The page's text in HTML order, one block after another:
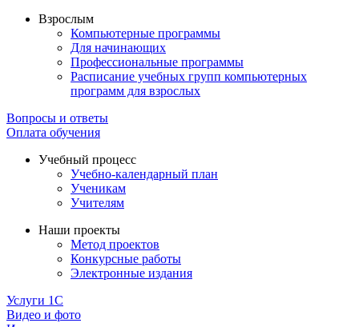
Взрослым
Компьютерные программы
Для начинающих
Профессиональные программы
Расписание учебных групп компьютерных
программ для взрослых
Вопросы и ответы
Оплата обучения
Учебный процесс
Учебно-календарный план
Ученикам
Учителям
Наши проекты
Метод проектов
Конкурсные работы
Электронные издания
Услуги 1C
Видео и фото